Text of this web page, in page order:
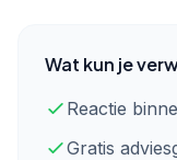
Wat kun je
Reactie
Gratis